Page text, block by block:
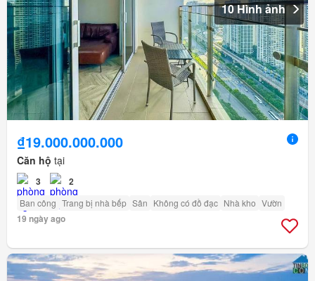
10 Hình ảnh
₫19.000.000.000
Căn hộ tại
3 2
Ban công Trang bị nhà bếp Sân Không có đồ đạc Nhà kho Vườn
19 ngày ago